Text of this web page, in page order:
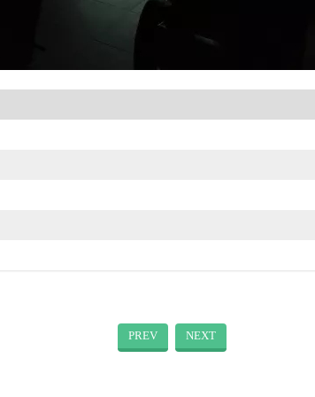
PREV NEXT